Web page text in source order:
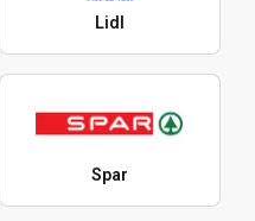
Lidl
Spar